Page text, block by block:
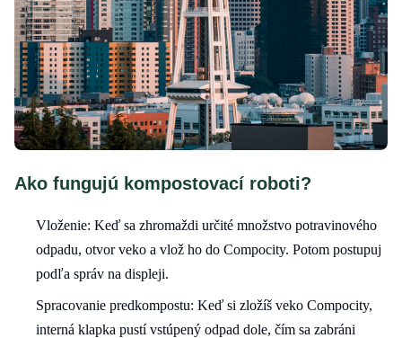
Ako fungujú kompostovací roboti?
Vloženie: Keď sa zhromaždi určité množstvo potravinového
odpadu, otvor veko a vlož ho do Compocity. Potom postupuj
podľa správ na displeji.
Spracovanie predkompostu: Keď si zložíš veko Compocity,
interná klapka pustí vstúpený odpad dole, čím sa zabráni